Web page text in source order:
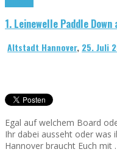
1. Leinewelle Paddle
Altstadt Hannover, 25. Juli
Egal auf welchem Board
Ihr dabei ausseht oder was
Hannover braucht Euch mit